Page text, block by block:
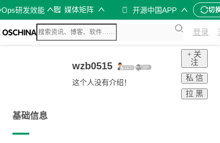
研发效能 媒体矩阵 开源中国APP 切
登录
wzb0515
这个人没有介绍！
+ 关
注
私 信
拉 黑
基础信息